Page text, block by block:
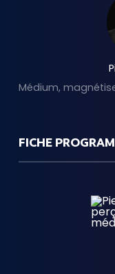
Médium,
FICHE